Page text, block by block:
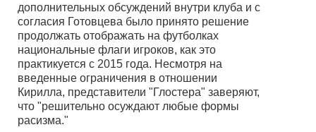
дополнительных обсуждений внутри клуба и с
согласия Готовцева было принято решение
продолжать отображать на футболках
национальные флаги игроков, как это
практикуется с 2015 года. Несмотря на
введенные ограничения в отношении
Кирилла, представители "Глостера" заверяют,
что "решительно осуждают любые формы
расизма."